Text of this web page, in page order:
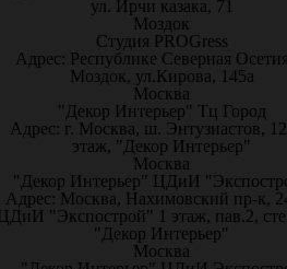
ул. Ирчи казака, 71
Моздок
Студия PROGress
Адрес: Республике Северная
Моздок, ул.Кирова, 145а
Москва
"Декор Интерьер" Тц Город
Адрес: г. Москва, ш. Энтузиастов,
этаж, "Декор Интерьер"
Москва
"Декор Интерьер" ЦДиИ
Адрес: Москва, Нахимовский пр-к,
"Экспострой" 1 этаж, пав.2,
"Декор Интерьер"
Москва